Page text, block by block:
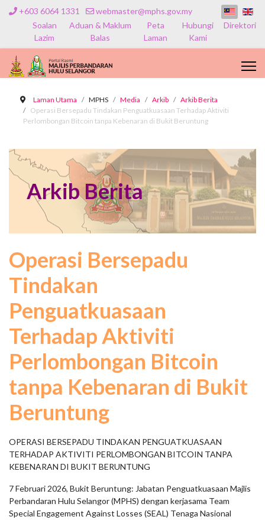
+603 6064 1331
webmaster@mphs.gov.my
Soalan
Lazim
Aduan & Maklum
Balas
Peta
Laman
Hubungi
Kami
Direktori
Laman Utama MPHS Media Arkib
Arkib Berita
Operasi Bersepadu Tindakan Penguatkuasaan Terhadap Aktiviti
Perlombongan Bitcoin tanpa Kebenaran di Bukit Beruntung
Arkib Berita
Operasi Bersepadu
Tindakan
Penguatkuasaan
Terhadap Aktiviti
Perlombongan Bitcoin
tanpa Kebenaran di Bukit
Beruntung
OPERASI BERSEPADU TINDAKAN PENGUATKUASAAN
TERHADAP AKTIVITI PERLOMBONGAN BITCOIN TANPA
KEBENARAN DI BUKIT BERUNTUNG
7 Februari 2026, Bukit Beruntung: Jabatan Penguatkuasaan Majlis
Perbandaran Hulu Selangor (MPHS) dengan kerjasama Team
Special Engagement Against Losses (SEAL) Tenaga Nasional